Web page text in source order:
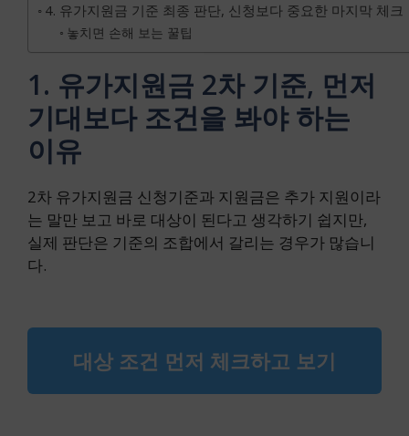
4. 유가지원금 기준 최종 판단, 신청보다 중요한 마지막 체크
놓치면 손해 보는 꿀팁
1. 유가지원금 2차 기준, 먼저
기대보다 조건을 봐야 하는
이유
2차 유가지원금 신청기준과 지원금은 추가 지원이라
는 말만 보고 바로 대상이 된다고 생각하기 쉽지만,
실제 판단은 기준의 조합에서 갈리는 경우가 많습니
다.
대상 조건 먼저 체크하고 보기